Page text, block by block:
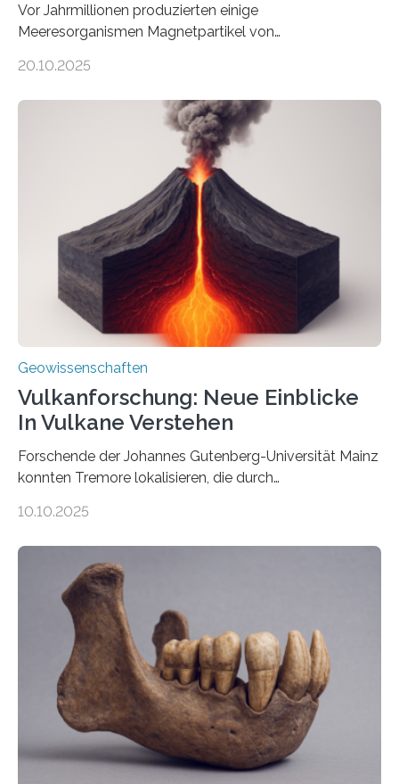
Vor Jahrmillionen produzierten einige
Meeresorganismen Magnetpartikel von
Sedimenten zu finden sind. Nun ist es einem
Domänen auf einem dieser „Riesenmagnetfossilien” mit
einer raffinierten Methode an der Diamond-
Röntgenquelle zu kartieren. Ihre Analyse zeigt, dass
diese Partikel es den Organismen ermöglicht haben
könnten, winzige Schwankungen sowohl in der
Richtung als auch in der Intensität des Erdmagnetfelds
wahrzunehmen. Dadurch konnten sie sich verorten und
über den Ozean navigieren. Vor einigen Jahren…
20.10.2025
Geowissenschaften
Vulkanforschung: Neue Einblicke
In Vulkane Verstehen
Forschende der Johannes Gutenberg-Universität Mainz
konnten Tremore lokalisieren, die durch
Vulkan? Was passiert in der Erde darunter? Wo
erzeugt durch Magma oder Gase, die sich durch
Schlote einen Weg nach oben bahnen? Jun.-Prof. Dr.
Miriam Christina Reiss, Vulkanseismologin an der
Johannes Gutenberg-Universität Mainz (JGU), und ihr
Team haben am Vulkan Oldoinyo Lengai in Tansania
solche Tremore lokalisiert. „Wir konnten die Tremore
nicht nur nachweisen, sondern ihren Ort in…
10.10.2025